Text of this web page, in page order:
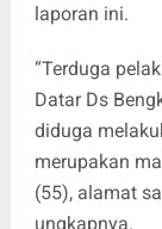
laporan ini.
“Terduga
Datar Ds
diduga
merupakan
(55), alamat
ungkapnya.